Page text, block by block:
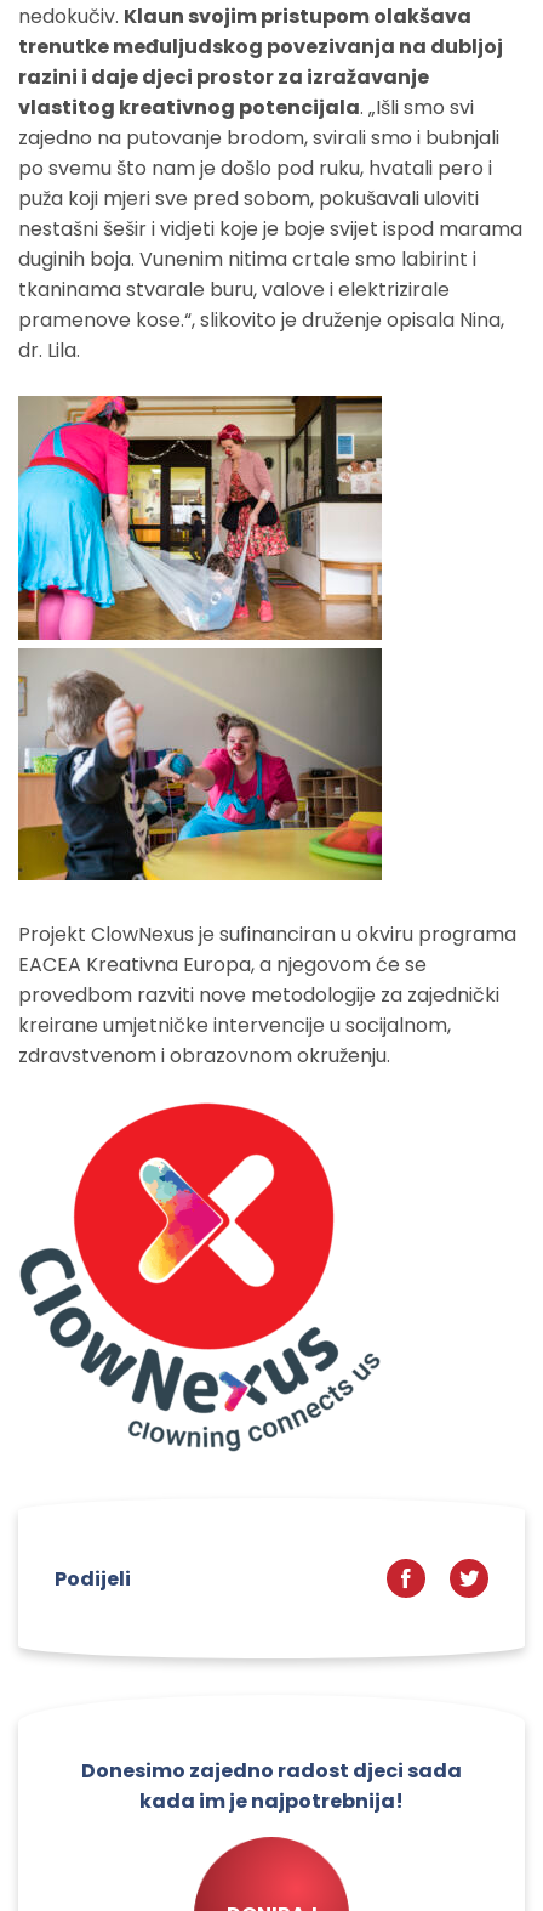
nedokučiv. Klaun svojim pristupom olakšava
trenutke međuljudskog povezivanja na dubljoj
razini i daje djeci prostor za izražavanje
vlastitog kreativnog potencijala. „Išli smo svi
zajedno na putovanje brodom, svirali smo i bubnjali
po svemu što nam je došlo pod ruku, hvatali pero i
puža koji mjeri sve pred sobom, pokušavali uloviti
nestašni šešir i vidjeti koje je boje svijet ispod marama
duginih boja. Vunenim nitima crtale smo labirint i
tkaninama stvarale buru, valove i elektrizirale
pramenove kose.“, slikovito je druženje opisala Nina,
dr. Lila.
Projekt ClowNexus je sufinanciran u okviru programa
EACEA Kreativna Europa, a njegovom će se
provedbom razviti nove metodologije za zajednički
kreirane umjetničke intervencije u socijalnom,
zdravstvenom i obrazovnom okruženju.
Podijeli
Donesimo zajedno radost djeci sada
kada im je najpotrebnija!